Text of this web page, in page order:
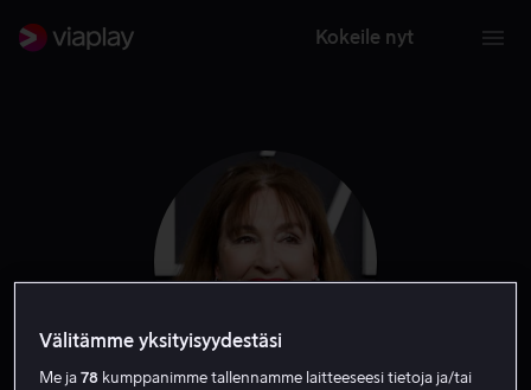
Kokeile nyt
Välitämme yksityisyydestäsi
Me ja78 kumppanimme tallennamme laitteeseesi tietoja ja/tai